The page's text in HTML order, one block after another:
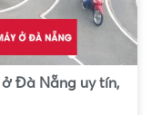
ở Đà Nẵng uy tín,